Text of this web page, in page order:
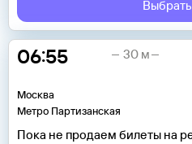
06:55
Москва
Метро Партизанская
30 м
Пока не продаем билеты на